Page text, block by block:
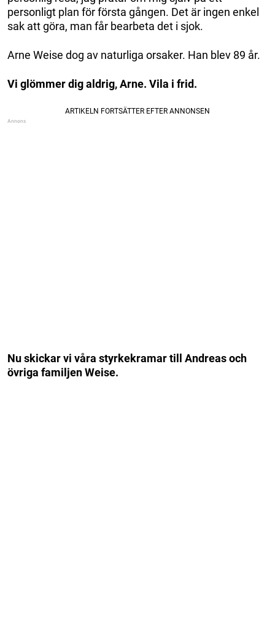
personligt plan för första gången. Det är ingen enkel
sak att göra, man får bearbeta det i sjok.
Arne Weise dog av naturliga orsaker. Han blev 89 år.
Vi glömmer dig aldrig, Arne. Vila i frid.
Nu skickar vi våra styrkekramar till Andreas och
övriga familjen Weise.